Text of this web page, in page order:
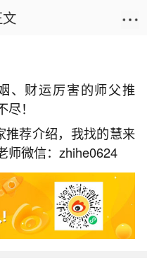
很厉害？
17 5 赞
事很厉害？都是很
意可能会引起大麻
一些解读：
财运厉害的师父推
！
推荐介绍，我找的慧来
师微信：zhihe0624